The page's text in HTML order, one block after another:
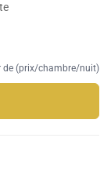
de (prix/chambre/nuit)